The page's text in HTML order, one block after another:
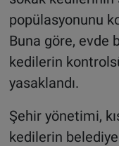
popülasyonunu
Buna göre, evde
kedilerin
yasaklandı.
Şehir yönetimi,
kedilerin belediye